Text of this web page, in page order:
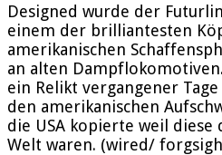
Designed wurde der
einem der brilliantesten
amerikanischen
an alten
ein Relikt vergangener
den amerikanischen
die USA kopierte weil
Welt waren. (wired/